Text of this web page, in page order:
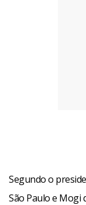
Segundo o
São Paulo e Mogi